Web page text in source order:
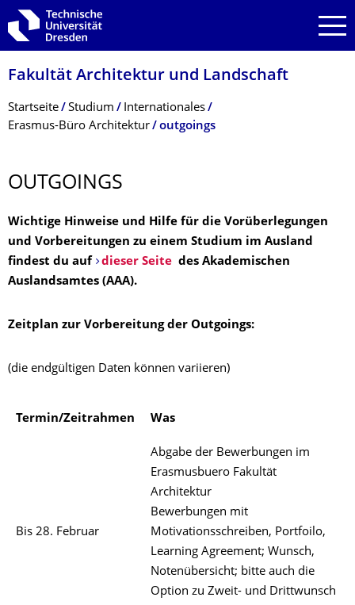
Zur Hauptnavigation springen
Zur Suche springen
Zum Inhalt springen
Fakultät Architektur und Landschaft
Breadcrumb-Menü
Startseite Studium
Internationales
Erasmus-Büro Architektur
outgoings
OUTGOINGS
Wichtige Hinweise und Hilfe für die Vorüberlegungen
und Vorbereitungen zu einem Studium im Ausland
findest du auf
dieser Seitedes Akademischen
Auslandsamtes (AAA).
Zeitplan zur Vorbereitung der Outgoings:
(die endgültigen Daten können variieren)
Termin/Zeitrahmen Was
Bis 28. Februar
Abgabe der Bewerbungen im
Erasmusbuero Fakultät
Architektur
Bewerbungen mit
Motivationsschreiben, Portfoilo,
Learning Agreement; Wunsch,
Notenübersicht; bitte auch die
Option zu Zweit- und Drittwunsch